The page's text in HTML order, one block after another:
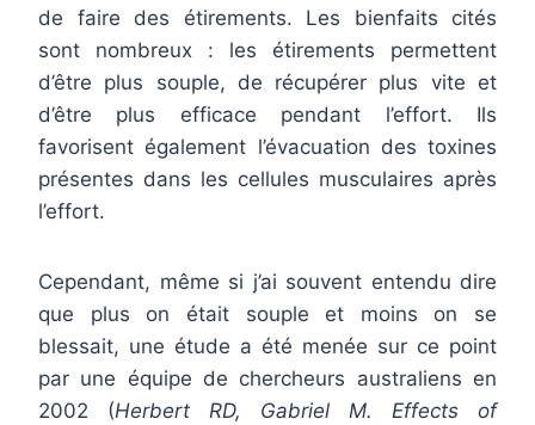
de faire des étirements. Les bienfaits cités
sont nombreux : les étirements permettent
d’être plus souple, de récupérer plus vite et
d’être plus efficace pendant l’effort. Ils
favorisent également l’évacuation des toxines
présentes dans les cellules musculaires après
l’effort.
Cependant, même si j’ai souvent entendu dire
que plus on était souple et moins on se
blessait, une étude a été menée sur ce point
par une équipe de chercheurs australiens en
2002 (Herbert RD, Gabriel M. Effects of